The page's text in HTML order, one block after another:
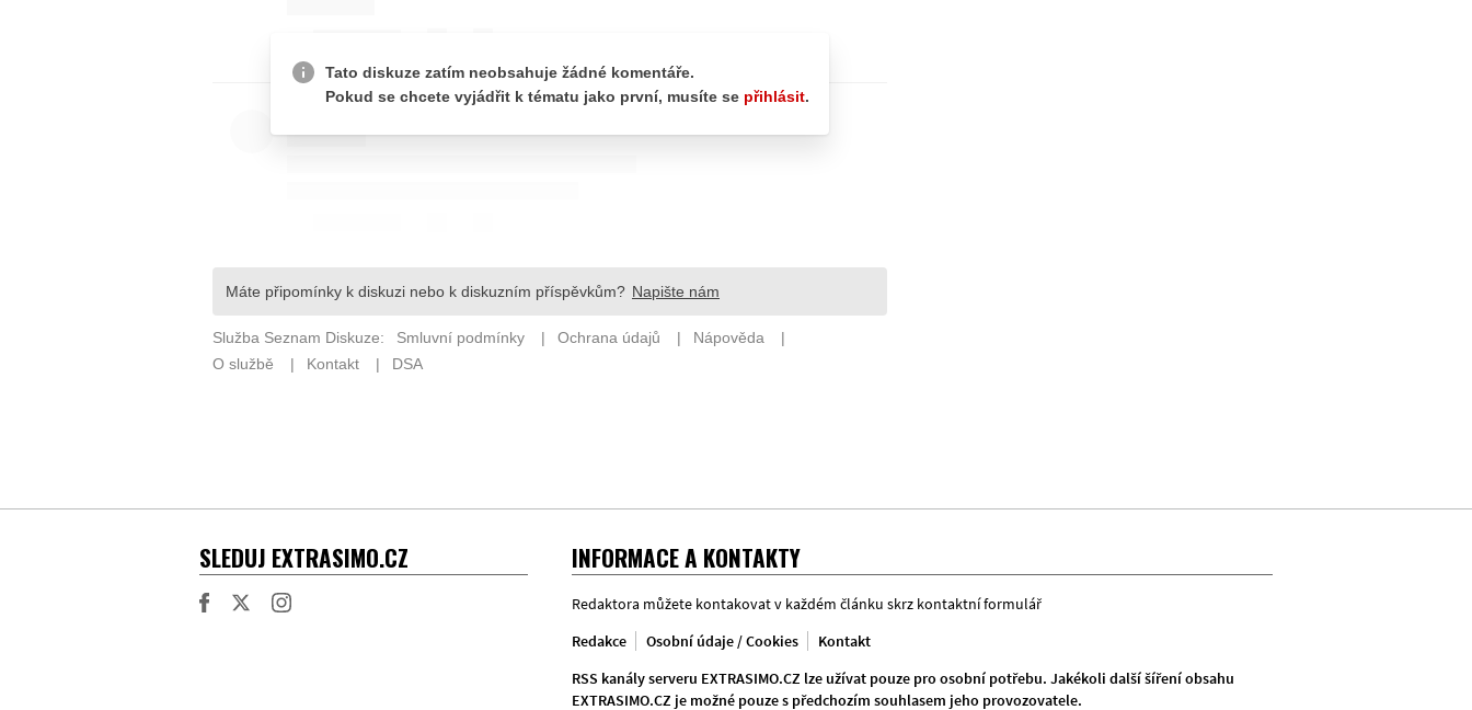
SLEDUJ EXTRASIMO.CZ INFORMACE A KONTAKTY
Redaktora můžete kontakovat v každém článku skrz kontaktní formulář
Redakce
Osobní údaje / Cookies
Kontakt
RSS kanály serveru EXTRASIMO.CZ lze užívat pouze pro osobní potřebu. Jakékoli další šíření obsahu
EXTRASIMO.CZ je možné pouze s předchozím souhlasem jeho provozovatele.